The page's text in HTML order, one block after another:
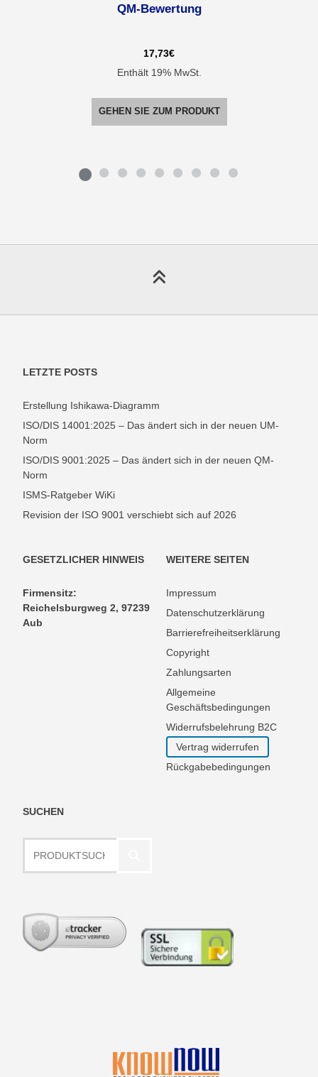
QM-Bewertung
17,73€
Enthält 19% MwSt.
GEHEN SIE ZUM PRODUKT
LETZTE POSTS
Erstellung Ishikawa-Diagramm
ISO/DIS 14001:2025 – Das ändert sich in der neuen UM-
Norm
ISO/DIS 9001:2025 – Das ändert sich in der neuen QM-
Norm
ISMS-Ratgeber WiKi
Revision der ISO 9001 verschiebt sich auf 2026
GESETZLICHER HINWEIS
Firmensitz:
Reichelsburgweg 2, 97239
Aub
WEITERE SEITEN
Impressum
Datenschutzerklärung
Barrierefreiheitserklärung
Copyright
Zahlungsarten
Allgemeine
Geschäftsbedingungen
Widerrufsbelehrung B2C
Vertrag widerrufen
Rückgabebedingungen
SUCHEN
Produktsuche